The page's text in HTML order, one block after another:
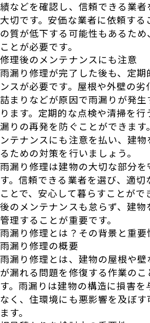
績などを確認し、信頼できる業
大切です。安価な業者に依頼する
の質が低下する可能性もあるた
ことが必要です。
修理後のメンテナンスにも注意
雨漏り修理が完了した後も、定期
ンスが必要です。屋根や外壁の劣
詰まりなどが原因で雨漏りが発
ります。定期的な点検や清掃を行
漏りの再発を防ぐことができます
ンテナンスにも注意を払い、建
るための対策を行いましょう。
雨漏り修理は建物の大切な部分を
す。信頼できる業者を選び、適切
ことで、安心して暮らすことがで
後のメンテナンスも怠らず、建物
管理することが重要です。
雨漏り修理とは？その背景と重要
雨漏り修理の概要
雨漏り修理とは、建物の屋根や
が漏れる問題を修復する作業のこ
す。雨漏りは建物の構造に損害を
なく、住環境にも悪影響を及ぼす
ます。